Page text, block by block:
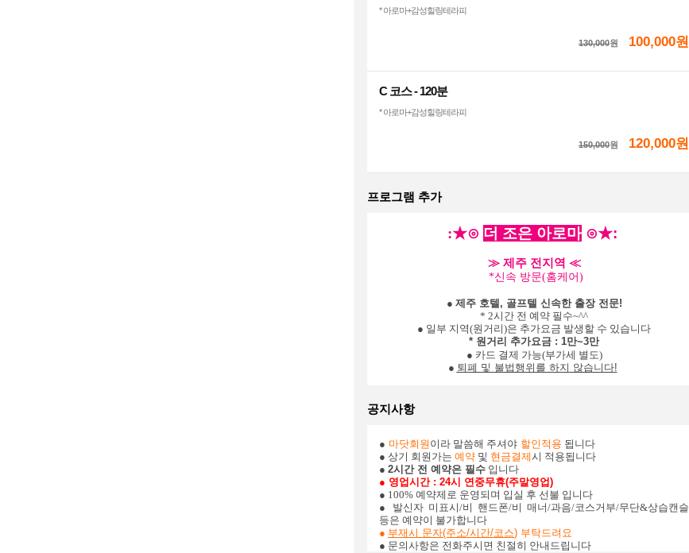
* 아로마+감성힐링테라피
130,000원 100,000원
C 코스 - 120분
* 아로마+감성힐링테라피
150,000원 120,000원
프로그램 추가
:★⊙ 더 조은 아로마 ⊙★:
≫제주 전지역 ≪
*신속 방문(홈케어)
● 제주 호텔, 골프텔 신속한 출장 전문!
* 2시간 전 예약 필수~^^
● 일부 지역(원거리)은 추가요금 발생할 수 있습니다
* 원거리 추가요금 : 1만~3만
● 카드 결제 가능(부가세 별도)
● 퇴폐 및 불법행위를 하지 않습니다​!
공지사항
● 마닷회원 이라 말씀해 주셔야 할인적용 됩니다
● 상기 회원가는 예약 및 현금결제시 적용됩니다
● 2시간 전 예약은 필수 입니다
● 영업시간 : 24시 연중무휴(주말영업)
● 100% 예약제로 운영되며 입실 후 선불 입니다
● 발신자 미표시/비 핸드폰/비 매너/과음/코스거부/무단&상습캔슬
등은 예약이 불가합니다
● 부재시 문자(주소/시간/코스) 부탁드려요
● 문의사항은 전화주시면 친절히 안내드립니다